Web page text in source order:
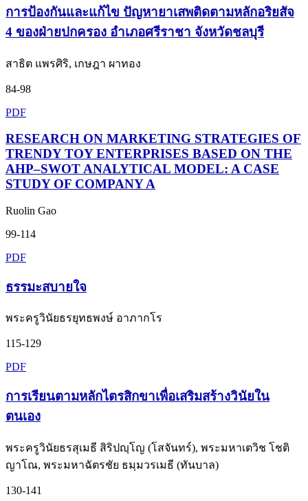
การป้องกันและแก้ไข ปัญหายาเสพติดตามหลักอริยสัจ
4 ของฝ่ายปกครอง อำเภอศรีราชา จังหวัดชลบุรี
สาธิต แพรศิริ, เกษฎา ผาทอง
84-98
PDF
RESEARCH ON MARKETING STRATEGIES OF
TRENDY TOY ENTERPRISES BASED ON THE
AHP–SWOT ANALYTICAL MODEL: A CASE
STUDY OF COMPANY A
Ruolin Gao
99-114
PDF
ธรรมะสบายใจ
พระครูวินัยธรยุทธพงษ์ อาภากโร
115-129
PDF
การเรียนตามหลักไตรสิกขาเพื่อเสริมสร้างวินัยใน
ตนเอง
พระครูวินัยธรสุเมธี สิริปญฺโญ (โสจันทร์), พระมหาเตวิช โชติ
ญาโณ, พระมหาฉัตรชัย ธมฺมวรเมธี (ทันบาล)
130-141